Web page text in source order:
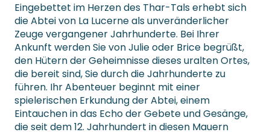
Eingebettet im Herzen des Thar-Tals erhebt sich
die Abtei von La Lucerne als unveränderlicher
Zeuge vergangener Jahrhunderte. Bei Ihrer
Ankunft werden Sie von Julie oder Brice begrüßt,
den Hütern der Geheimnisse dieses uralten Ortes,
die bereit sind, Sie durch die Jahrhunderte zu
führen. Ihr Abenteuer beginnt mit einer
spielerischen Erkundung der Abtei, einem
Eintauchen in das Echo der Gebete und Gesänge,
die seit dem 12. Jahrhundert in diesen Mauern